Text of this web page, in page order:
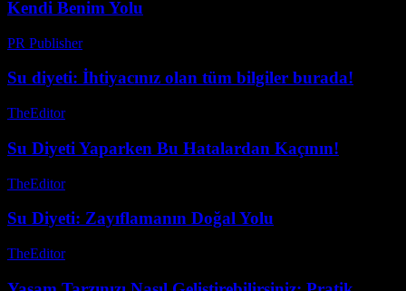
Kendi Benim Yolu
PR Publisher-
Su diyeti: İhtiyacınız olan tüm bilgiler burada!
TheEditor-
Su Diyeti Yaparken Bu Hatalardan Kaçının!
TheEditor-
Su Diyeti: Zayıflamanın Doğal Yolu
TheEditor-